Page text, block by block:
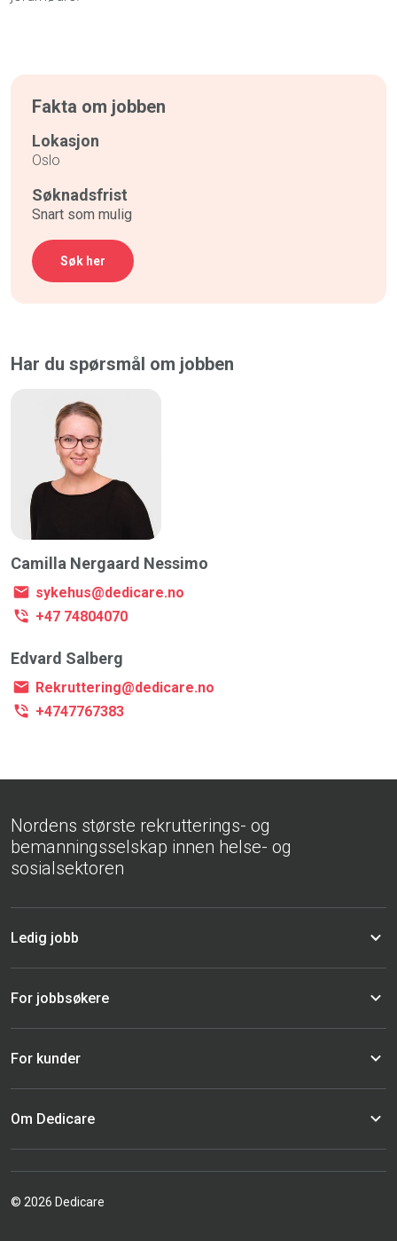
Fakta om jobben
Lokasjon
Oslo
Søknadsfrist
Snart som mulig
Søk her
Har du spørsmål om jobben
Camilla Nergaard Nessimo
sykehus@dedicare.no
+47 74804070
Edvard Salberg
Rekruttering@dedicare.no
+4747767383
Nordens største rekrutterings- og
bemanningsselskap innen helse- og
sosialsektoren
Ledig jobb
For jobbsøkere
For kunder
Om Dedicare
© 2026 Dedicare